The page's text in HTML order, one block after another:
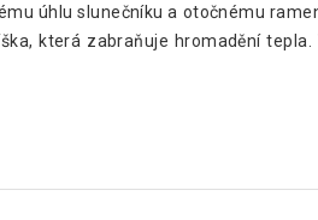
úhlu slunečníku a otočnému
která zabraňuje hromadění